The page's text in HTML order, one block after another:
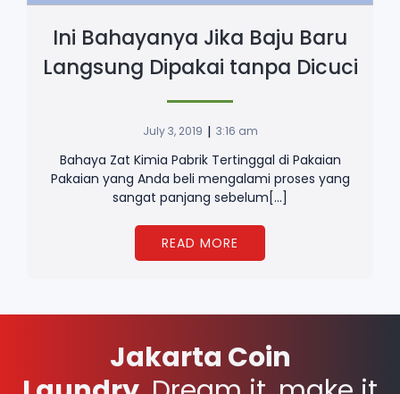
Ini Bahayanya Jika Baju Baru
Langsung Dipakai tanpa Dicuci
July 3, 2019 | 3:16 am
Bahaya Zat Kimia Pabrik Tertinggal di Pakaian
Pakaian yang Anda beli mengalami proses yang
sangat panjang sebelum[…]
READ MORE
Jakarta Coin